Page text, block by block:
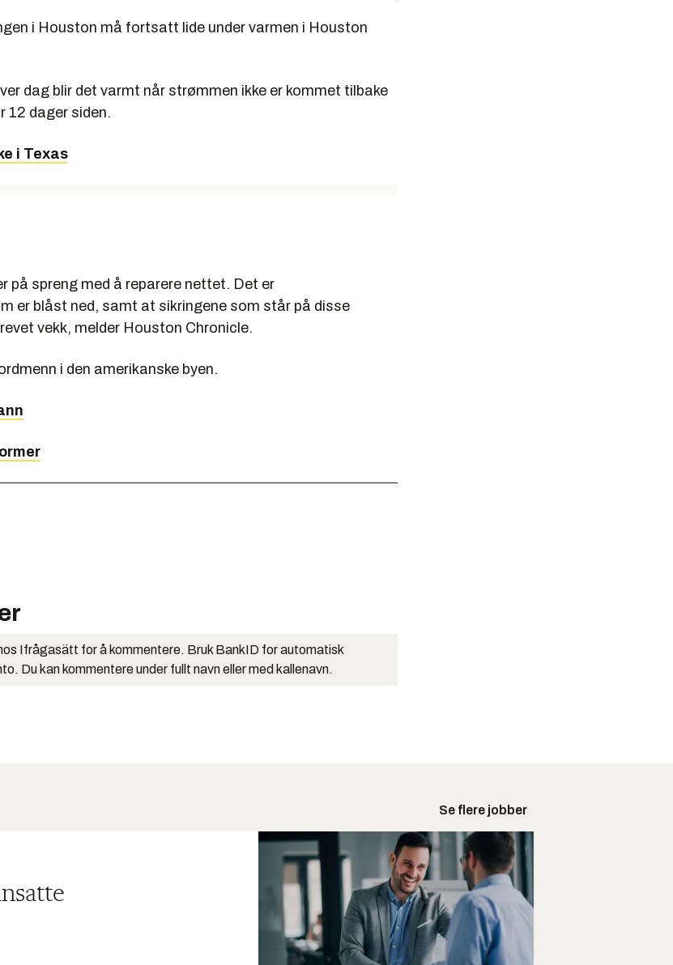
i Houston må fortsatt lide under varmen i Houston
dag blir det varmt når strømmen ikke er kommet tilbake
12 dager siden.
i Texas
på spreng med å reparere nettet. Det er
er blåst ned, samt at sikringene som står på disse
vekk, melder Houston Chronicle.
i den amerikanske byen.
Ifrågasätt for å kommentere. Bruk BankID for automatisk
Du kan kommentere under fullt navn eller med kallenavn.
Se flere jobber